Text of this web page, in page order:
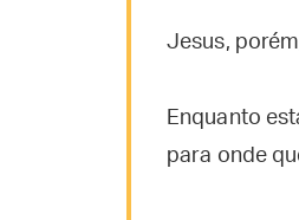
Jesus,
Enquanto
para onde